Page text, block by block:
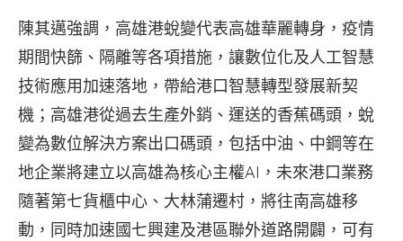
陳其邁強調，高雄港蛻變代表高雄華麗轉身，疫情
期間快篩、隔離等各項措施，讓數位化及人工智慧
技術應用加速落地，帶給港口智慧轉型發展新契
機；高雄港從過去生產外銷、運送的香蕉碼頭，蛻
變為數位解決方案出口碼頭，包括中油、中鋼等在
地企業將建立以高雄為核心主權AI，未來港口業務
隨著第七貨櫃中心、大林蒲遷村，將往南高雄移
動，同時加速國七興建及港區聯外道路開闢，可有